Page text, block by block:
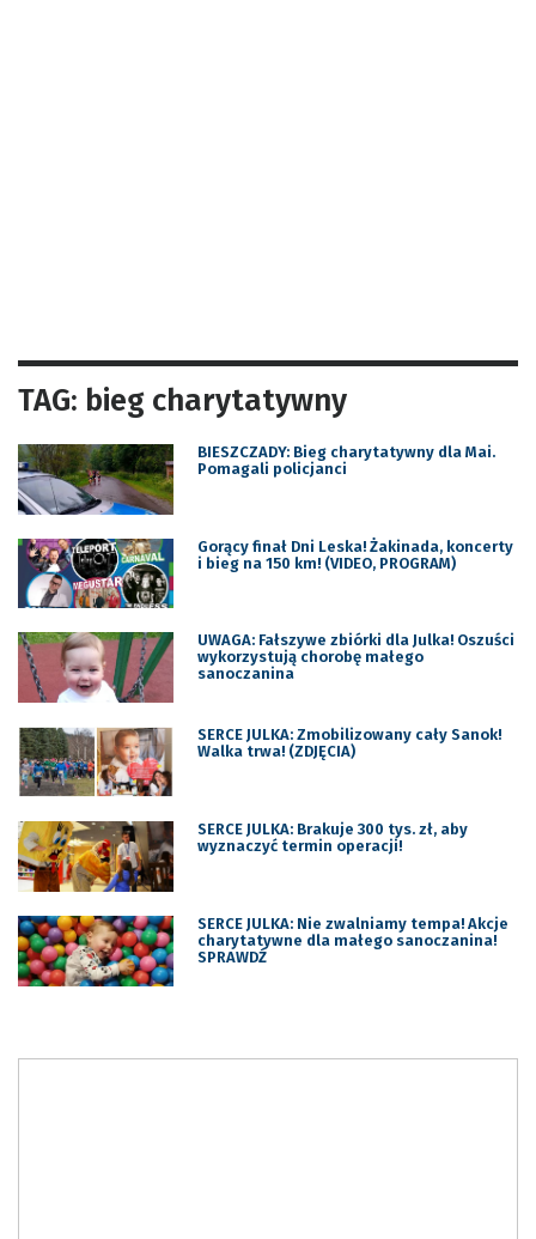
TAG: bieg charytatywny
BIESZCZADY: Bieg charytatywny dla Mai.
Pomagali policjanci
Gorący finał Dni Leska! Żakinada, koncerty
i bieg na 150 km! (VIDEO, PROGRAM)
UWAGA: Fałszywe zbiórki dla Julka! Oszuści
wykorzystują chorobę małego
sanoczanina
SERCE JULKA: Zmobilizowany cały Sanok!
Walka trwa! (ZDJĘCIA)
SERCE JULKA: Brakuje 300 tys. zł, aby
wyznaczyć termin operacji!
SERCE JULKA: Nie zwalniamy tempa! Akcje
charytatywne dla małego sanoczanina!
SPRAWDŹ